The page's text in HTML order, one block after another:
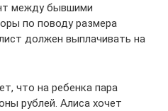
между бывшими
по поводу размера
должен выплачивать на
что на ребенка пара
рублей. Алиса хочет